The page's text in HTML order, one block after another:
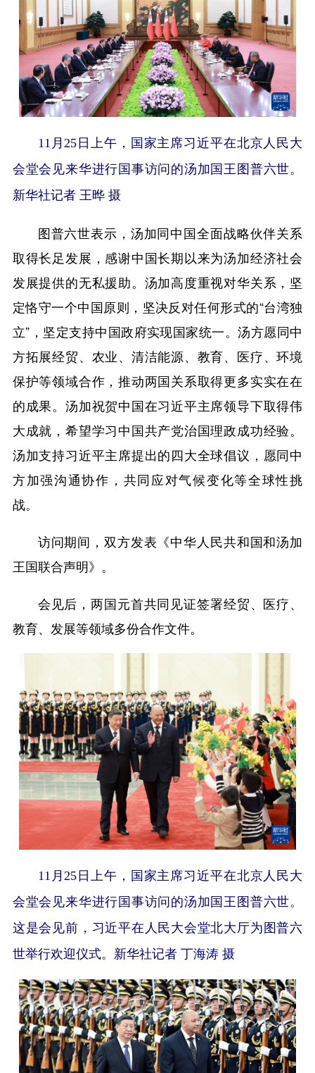
11月25日上午，国家主席习近平在北京人民大
会堂会见来华进行国事访问的汤加国王图普六世。
新华社记者 王晔 摄
图普六世表示，汤加同中国全面战略伙伴关系
取得长足发展，感谢中国长期以来为汤加经济社会
发展提供的无私援助。汤加高度重视对华关系，坚
定恪守一个中国原则，坚决反对任何形式的“台湾独
立”，坚定支持中国政府实现国家统一。汤方愿同中
方拓展经贸、农业、清洁能源、教育、医疗、环境
保护等领域合作，推动两国关系取得更多实实在在
的成果。汤加祝贺中国在习近平主席领导下取得伟
大成就，希望学习中国共产党治国理政成功经验。
汤加支持习近平主席提出的四大全球倡议，愿同中
方加强沟通协作，共同应对气候变化等全球性挑
战。
访问期间，双方发表《中华人民共和国和汤加
王国联合声明》。
会见后，两国元首共同见证签署经贸、医疗、
教育、发展等领域多份合作文件。
11月25日上午，国家主席习近平在北京人民大
会堂会见来华进行国事访问的汤加国王图普六世。
这是会见前，习近平在人民大会堂北大厅为图普六
世举行欢迎仪式。新华社记者 丁海涛 摄